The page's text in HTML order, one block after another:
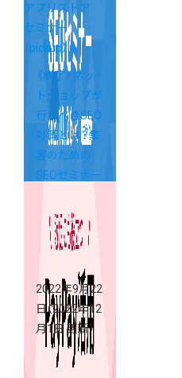
アプリストア
セミナー
（pickup）
《終了》ネッ
トショップが
行うべきSEO
対策とは？集
客のための
SEOセミナー
2022年9月22
日（2022年12
月1日 更新）